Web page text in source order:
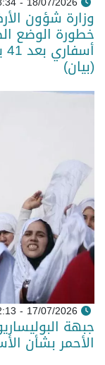
وزارة شؤون
خطورة الوضع
(بيان)
17/07/2026 - 22:13
جبهة
الأحمر بشأن